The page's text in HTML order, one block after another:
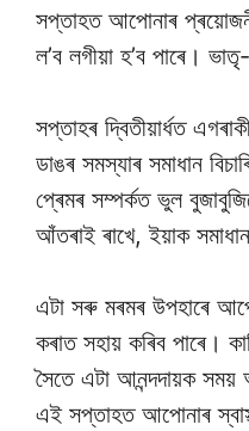
সপ্তাহত আপোনাৰ
ল’ব লগীয়া হ’ব পাৰে।
সপ্তাহৰ দ্বিতীয়াৰ্ধত
ডাঙৰ সমস্যাৰ সমাধান
প্ৰেমৰ সম্পৰ্কত ভুল
আঁতৰাই ৰাখে, ইয়াক
এটা সৰু মৰমৰ উপহাৰে
কৰাত সহায় কৰিব পাৰে।
সৈতে এটা আনন্দদায়ক সময়
এই সপ্তাহত আপোনাৰ